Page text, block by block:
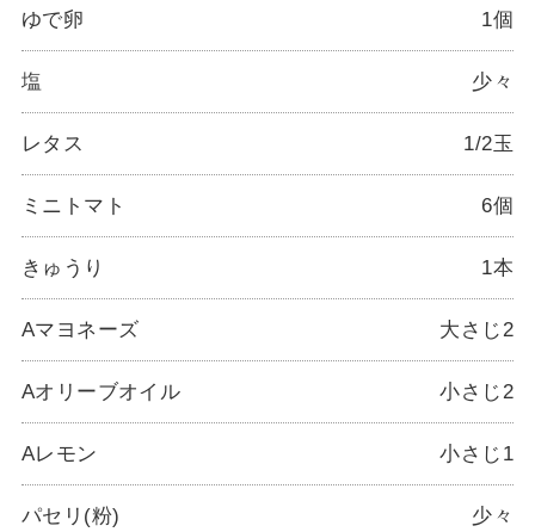
ゆで卵 1個
塩 少々
レタス 1/2玉
ミニトマト 6個
きゅうり 1本
Aマヨネーズ 大さじ2
Aオリーブオイル 小さじ2
Aレモン 小さじ1
パセリ(粉) 少々